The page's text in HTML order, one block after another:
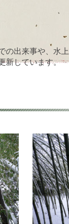
の出来事や、水
新しています。